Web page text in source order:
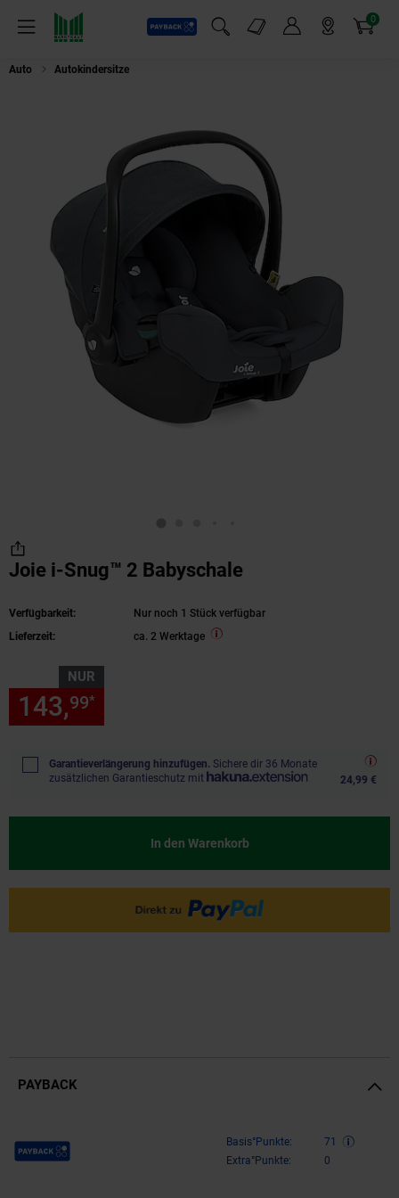
Menü
Payback
Suchfeld einblenden
Markt-Angebote 0
Artikel
Auto Autokindersitze
Joie i-Snug™ 2 Babyschale
Verfügbarkeit:
Nur noch 1 Stück verfügbar
Lieferzeit:
ca. 2 Werktage
NUR
143,99*
Garantieverlängerung hinzufügen. Sichere dir 36 Monate
zusätzlichen Garantieschutz mit
24,99 €
In den Warenkorb
PAYBACK
Payback Punkte Basis°Punkte:
71
Extra°Punkte:
0